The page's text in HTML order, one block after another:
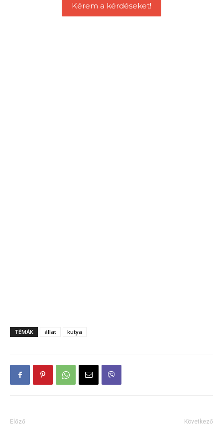
Kérem a kérdéseket!
TÉMÁK állat kutya
Előző Következő